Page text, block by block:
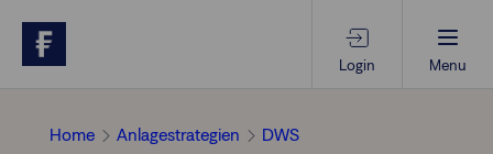
Login Menu
Beratungs-Tools
Home Anlagestrategien DWS